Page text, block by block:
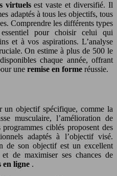
virtuelsest vaste et diversifié. Il
adaptés à tous les objectifs, tous
Comprendre les différents types
pour choisir celui qui
et à vos aspirations. L’analyse
On estime à plus de 500 le
disponibles chaque année, offrant
une remise en forme réussie.
un objectif spécifique, comme la
musculaire, l’amélioration de
ciblés proposent des
adaptés à l’objectif visé.
de son objectif est un excellent
de maximiser ses chances de
en ligne .